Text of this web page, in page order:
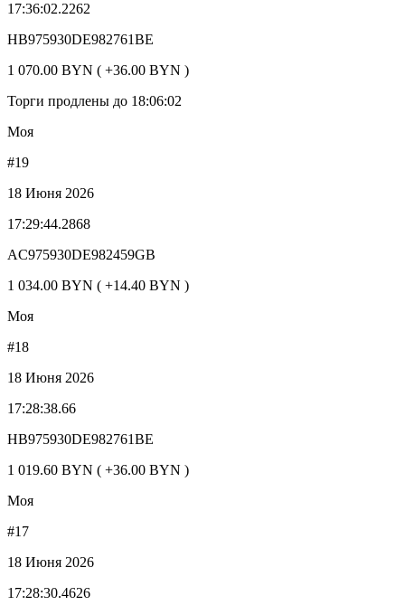
17:36:02.2262
HB975930DE982761BE
1 070.00 BYN ( +36.00 BYN )
Торги продлены до 18:06:02
Моя
#19
18 Июня 2026
17:29:44.2868
AC975930DE982459GB
1 034.00 BYN ( +14.40 BYN )
Моя
#18
18 Июня 2026
17:28:38.66
HB975930DE982761BE
1 019.60 BYN ( +36.00 BYN )
Моя
#17
18 Июня 2026
17:28:30.4626